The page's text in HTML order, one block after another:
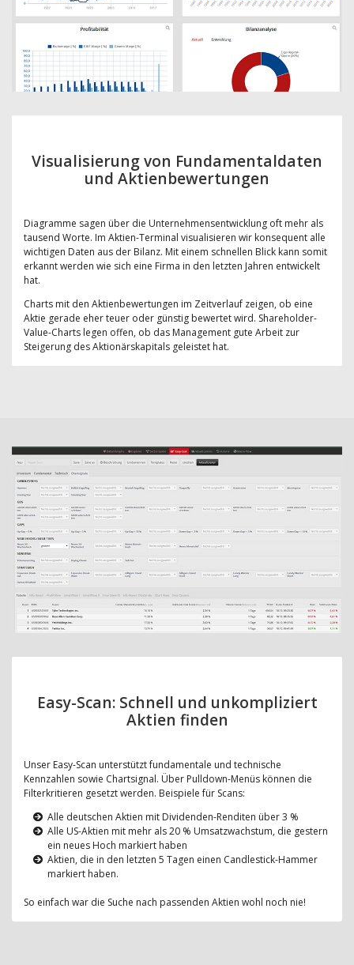
Visualisierung von Fundamentaldaten
und Aktienbewertungen
Diagramme sagen über die Unternehmensentwicklung oft mehr als
tausend Worte. Im Aktien-Terminal visualisieren wir konsequent alle
wichtigen Daten aus der Bilanz. Mit einem schnellen Blick kann somit
erkannt werden wie sich eine Firma in den letzten Jahren entwickelt
hat.
Charts mit den Aktienbewertungen im Zeitverlauf zeigen, ob eine
Aktie gerade eher teuer oder günstig bewertet wird. Shareholder-
Value-Charts legen offen, ob das Management gute Arbeit zur
Steigerung des Aktionärskapitals geleistet hat.
Easy-Scan: Schnell und unkompliziert
Aktien finden
Unser Easy-Scan unterstützt fundamentale und technische
Kennzahlen sowie Chartsignal. Über Pulldown-Menüs können die
Filterkritieren gesetzt werden. Beispiele für Scans:
Alle deutschen Aktien mit Dividenden-Renditen über 3 %
Alle US-Aktien mit mehr als 20 % Umsatzwachstum, die gestern
ein neues Hoch markiert haben
Aktien, die in den letzten 5 Tagen einen Candlestick-Hammer
markiert haben.
So einfach war die Suche nach passenden Aktien wohl noch nie!